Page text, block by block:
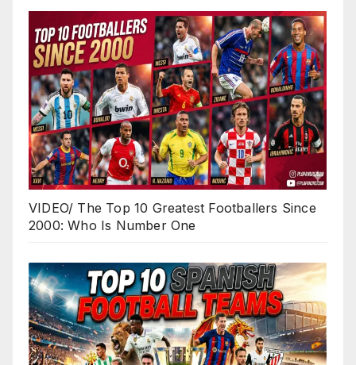
VIDEO/ The Top 10 Greatest Footballers Since
2000: Who Is Number One